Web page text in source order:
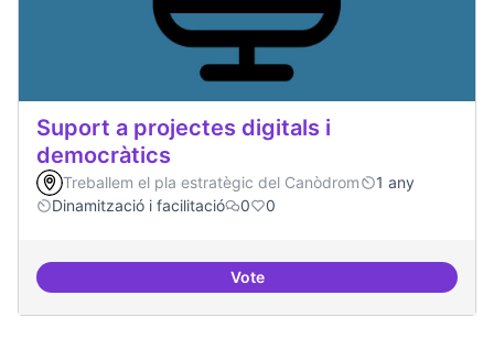
Suport a projectes digitals i
democràtics
Treballem el pla estratègic del Canòdrom
1 any
Dinamització i facilitació
0 0
VoteSuport a projectes digitals i